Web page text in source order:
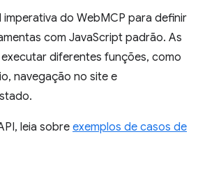
imperativa do WebMCP para definir
com JavaScript padrão. As
diferentes funções, como
navegação no site e
leia sobre exemplos de casos de